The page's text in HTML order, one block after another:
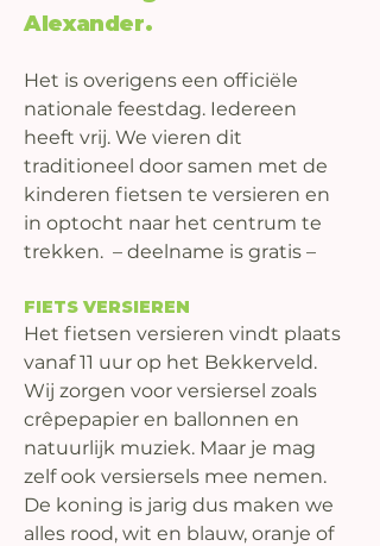
Alexander.
Het is overigens een officiële
nationale feestdag. Iedereen
heeft vrij. We vieren dit
traditioneel door samen met de
kinderen fietsen te versieren en
in optocht naar het centrum te
trekken.  – deelname is gratis –
FIETS VERSIEREN
Het fietsen versieren vindt plaats
vanaf 11 uur op het Bekkerveld.
Wij zorgen voor versiersel zoals
crêpepapier en ballonnen en
natuurlijk muziek. Maar je mag
zelf ook versiersels mee nemen.
De koning is jarig dus maken we
alles rood, wit en blauw, oranje of